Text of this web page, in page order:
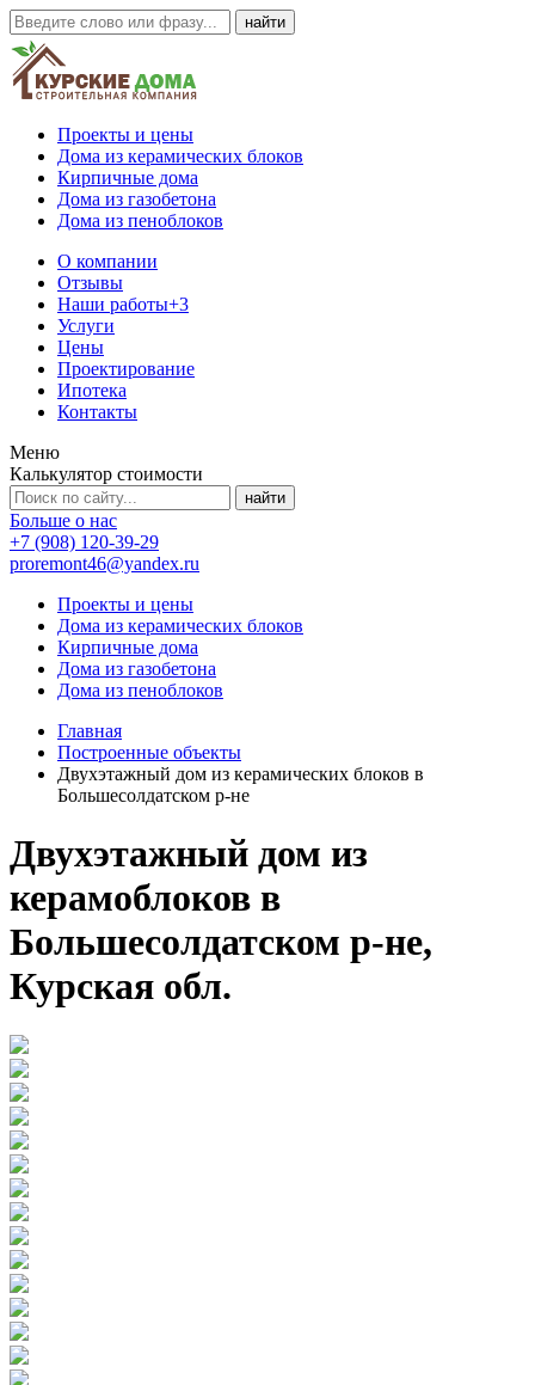
Проекты и цены
Дома из керамических блоков
Кирпичные дома
Дома из газобетона
Дома из пеноблоков
О компании
Отзывы
Наши работы+3
Услуги
Цены
Проектирование
Ипотека
Контакты
Меню
Калькулятор стоимости
Больше о нас
+7 (908) 120-39-29
proremont46@yandex.ru
Проекты и цены
Дома из керамических блоков
Кирпичные дома
Дома из газобетона
Дома из пеноблоков
Главная
Построенные объекты
Двухэтажный дом из керамических блоков в
Большесолдатском р-не
Двухэтажный дом из
керамоблоков в
Большесолдатском р-не,
Курская обл.